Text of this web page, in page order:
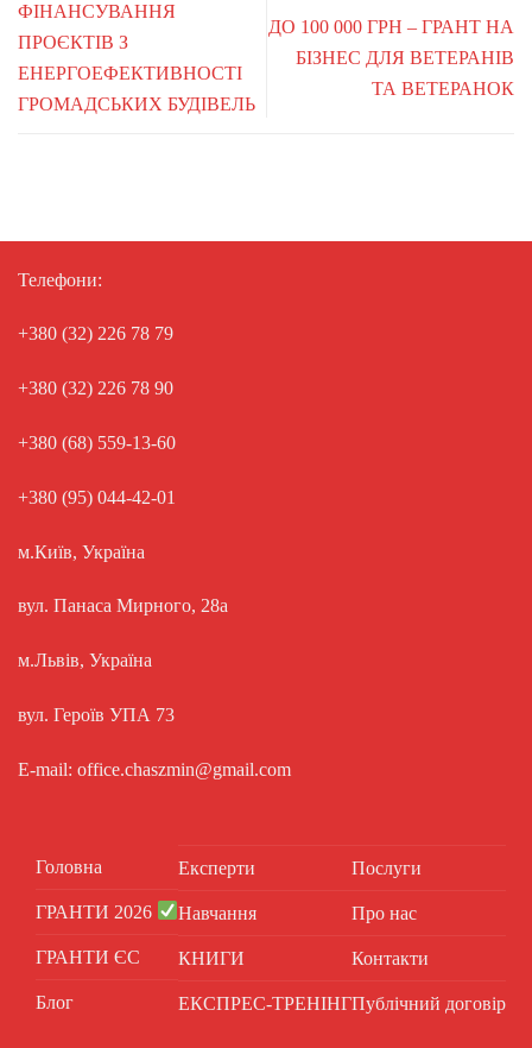
ФІНАНСУВАННЯ
ПРОЄКТІВ З
ЕНЕРГОЕФЕКТИВНОСТІ
ГРОМАДСЬКИХ БУДІВЕЛЬ
ДО 100 000 ГРН – ГРАНТ НА
БІЗНЕС ДЛЯ ВЕТЕРАНІВ
ТА ВЕТЕРАНОК
Телефони:
+380 (32) 226 78 79
+380 (32) 226 78 90
+380 (68) 559-13-60
+380 (95) 044-42-01
м.Київ, Україна
вул. Панаса Мирного, 28а
м.Львів, Україна
вул. Героїв УПА 73
E-mail: office.chaszmin@gmail.com
Головна
ГРАНТИ 2026
ГРАНТИ ЄС
Блог
Експерти
Навчання
КНИГИ
ЕКСПРЕС-ТРЕНІНГ
Послуги
Про нас
Контакти
Публічний договір